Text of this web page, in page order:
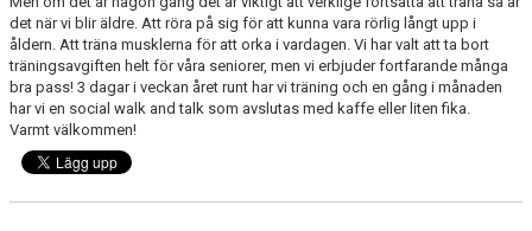
KONTAKT
FÖRENINGSKLÄDER
MOT TÅNGVALLA 2026
UPPVISNINGAR
det när vi blir äldre. Att röra på sig för att kunna vara rörlig långt upp i
åldern. Att träna musklerna för att orka i vardagen. Vi har valt att ta bort
träningsavgiften helt för våra seniorer, men vi erbjuder fortfarande många
bra pass! 3 dagar i veckan året runt har vi träning och en gång i månaden
har vi en social walk and talk som avslutas med kaffe eller liten fika.
Varmt välkommen!